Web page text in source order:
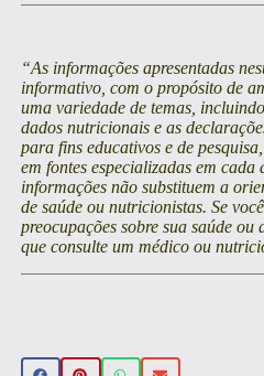
“As informações apresentadas
informativo, com o propósito de
uma variedade de temas,
dados nutricionais e as
para fins educativos e de
em fontes especializadas em cada
informações não substituem a
de saúde ou nutricionistas. Se
preocupações sobre sua saúde
que consulte um médico ou